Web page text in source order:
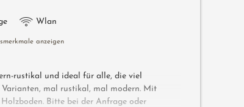
Wlan
anzeigen
rustikal und ideal für alle, die viel
mal rustikal, mal modern. Mit
Bitte bei der Anfrage oder